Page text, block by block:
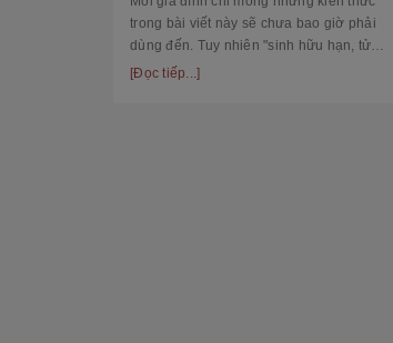
Tượng Phật A Di Đà
CON GIỐNG ĐÁ
trong bài viết này sẽ chưa bao giờ phải
dùng đến. Tuy nhiên "sinh hữu hạn, tử
bất kỳ" việc chuẩn bị đầy đủ kiến thức về
[Đọc tiếp...]